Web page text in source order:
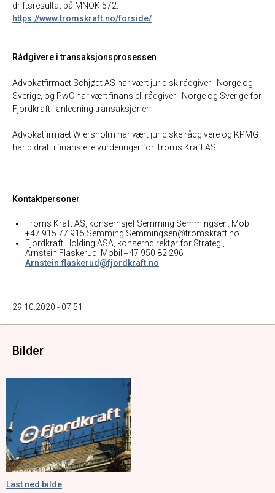
driftsresultat på MNOK 572.
https://www.tromskraft.no/forside/
Rådgivere i transaksjonsprosessen
Advokatfirmaet Schjødt AS har vært juridisk rådgiver i Norge og
Sverige, og PwC har vært finansiell rådgiver i Norge og Sverige for
Fjordkraft i anledning transaksjonen.
Advokatfirmaet Wiersholm har vært juridiske rådgivere og KPMG
har bidratt i finansielle vurderinger for Troms Kraft AS.
Kontaktpersoner
Troms Kraft AS, konsernsjef Semming Semmingsen: Mobil
+47 915 77 915 Semming.Semmingsen@tromskraft.no
Fjordkraft Holding ASA, konserndirektør for Strategi,
Arnstein Flaskerud: Mobil +47 950 82 296
Arnstein.flaskerud@fjordkraft.no
29.10.2020 - 07:51
Bilder
Last ned bilde